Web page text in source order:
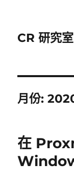
CR 研究室
月份:
在